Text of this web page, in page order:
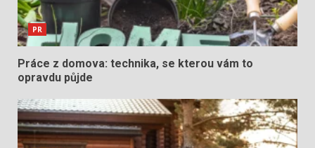
PR
Práce z domova: technika, se kterou vám to
opravdu půjde